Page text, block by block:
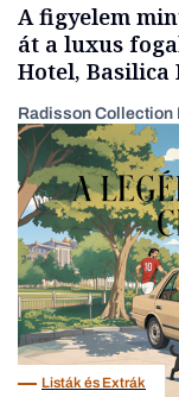
A figyelem
át a luxus
Hotel, Basilica
Radisson Collection
Listák és Extrák